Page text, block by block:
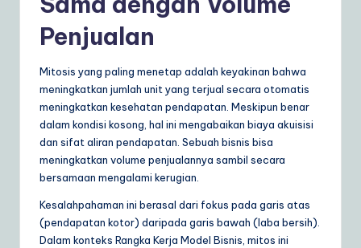
Penjualan
Mitosis yang paling menetap adalah keyakinan bahwa
meningkatkan jumlah unit yang terjual secara otomatis
meningkatkan kesehatan pendapatan. Meskipun benar
dalam kondisi kosong, hal ini mengabaikan biaya akuisisi
dan sifat aliran pendapatan. Sebuah bisnis bisa
meningkatkan volume penjualannya sambil secara
bersamaan mengalami kerugian.
Kesalahpahaman ini berasal dari fokus pada garis atas
(pendapatan kotor) daripada garis bawah (laba bersih).
Dalam konteks Rangka Kerja Model Bisnis, mitos ini